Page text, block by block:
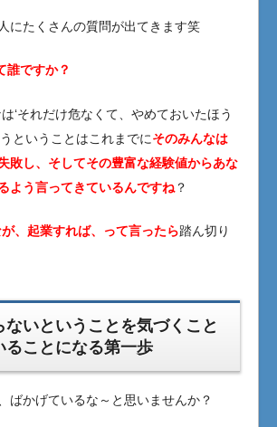
にたくさんの質問が出てきます笑
誰ですか？
‘それだけ危なくて、やめておいたほう
ということはこれまでにそのみんなは
敗し、そしてその豊富な経験値からあな
よう言ってきているんですね ？
、起業すれば、って言ったら踏ん切り
ないということを気づくこと
ることになる第一歩
ばかげているな～と思いませんか？